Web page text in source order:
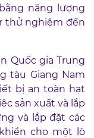
năng lượng
thử nghiệm đến
Quốc gia Trung
tàu Giang Nam
bị an toàn hạt
sản xuất và lắp
và lắp đặt các
cho một lò